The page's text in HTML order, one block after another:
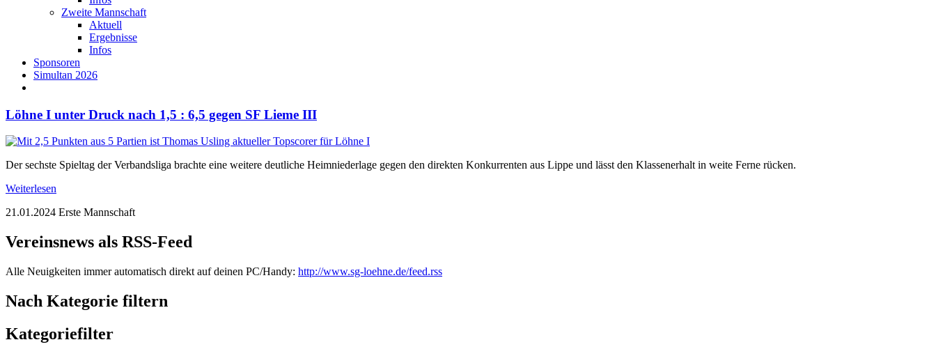
Zweite Mannschaft
Aktuell
Ergebnisse
Infos
Sponsoren
Simultan 2026
Löhne I unter Druck nach 1,5 : 6,5 gegen SF Lieme III
Der sechste Spieltag der Verbandsliga brachte eine weitere deutliche Heimniederlage gegen den direkten Konkurrenten aus Lippe und lässt den Klassenerhalt in weite Ferne rücken.
Weiterlesen
21.01.2024 Erste Mannschaft
Vereinsnews als RSS-Feed
Alle Neuigkeiten immer automatisch direkt auf deinen PC/Handy: http://www.sg-loehne.de/feed.rss
Nach Kategorie filtern
Kategoriefilter